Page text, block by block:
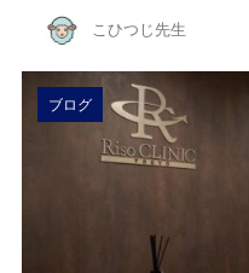
れているので、当院の幹
こひつじ先生
ブログ